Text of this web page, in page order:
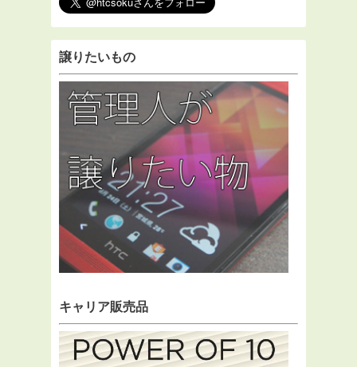
譲りたいもの
キャリア販売品